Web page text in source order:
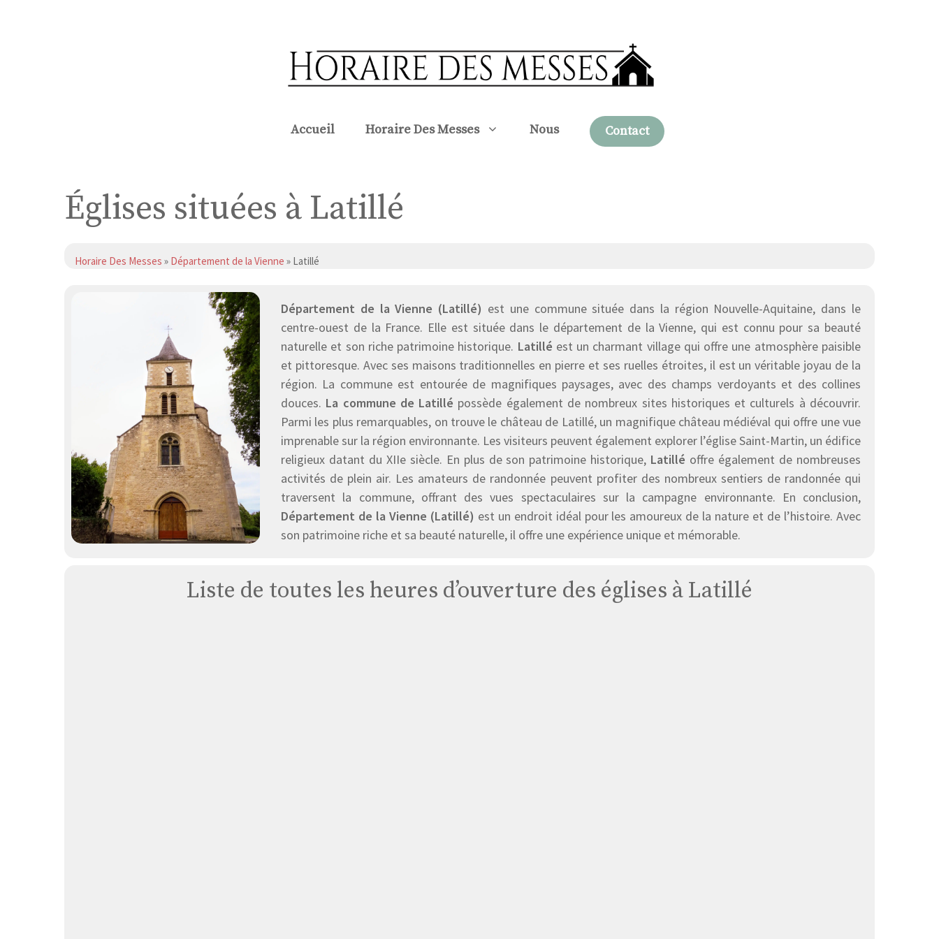
Accueil Horaire Des Messes Nous Contact
Églises situées à Latillé
Horaire Des Messes » Département de la Vienne » Latillé
Département de la Vienne (Latillé) est une commune située dans la région Nouvelle-Aquitaine, dans le
centre-ouest de la France. Elle est située dans le département de la Vienne, qui est connu pour sa beauté
naturelle et son riche patrimoine historique. Latillé est un charmant village qui offre une atmosphère paisible
et pittoresque. Avec ses maisons traditionnelles en pierre et ses ruelles étroites, il est un véritable joyau de la
région. La commune est entourée de magnifiques paysages, avec des champs verdoyants et des collines
douces. La commune de Latillé possède également de nombreux sites historiques et culturels à découvrir.
Parmi les plus remarquables, on trouve le château de Latillé, un magnifique château médiéval qui offre une vue
imprenable sur la région environnante. Les visiteurs peuvent également explorer l’église Saint-Martin, un édifice
religieux datant du XIIe siècle. En plus de son patrimoine historique, Latillé offre également de nombreuses
activités de plein air. Les amateurs de randonnée peuvent profiter des nombreux sentiers de randonnée qui
traversent la commune, offrant des vues spectaculaires sur la campagne environnante. En conclusion,
Département de la Vienne (Latillé) est un endroit idéal pour les amoureux de la nature et de l’histoire. Avec
son patrimoine riche et sa beauté naturelle, il offre une expérience unique et mémorable.
Liste de toutes les heures d’ouverture des églises à Latillé